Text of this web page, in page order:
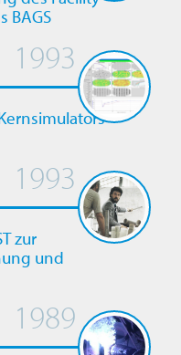
BAGS
1993
zur
und
1993
1989